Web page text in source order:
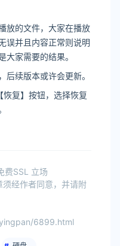
放的文件，大家在播放
误并且内容正常则说明
大家需要的结果。
后续版本或许会更新。
复】按钮，选择恢复
费SSL 立场
须经作者同意，并请附
6899.html